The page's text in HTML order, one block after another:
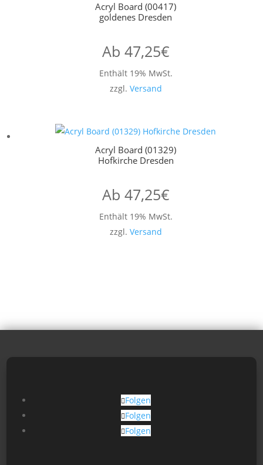
Acryl Board (00417)
goldenes Dresden
Ab 47,25€
Enthält 19% MwSt.
zzgl. Versand
Acryl Board (01329)
Hofkirche Dresden
Ab 47,25€
Enthält 19% MwSt.
zzgl. Versand
Folgen
Folgen
Folgen